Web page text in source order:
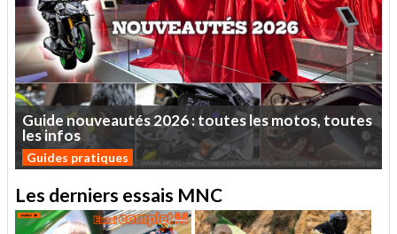
Guidenouveautés2026:touteslesmotos,toutes
lesinfos
Guides pratiques
Les derniers essais MNC